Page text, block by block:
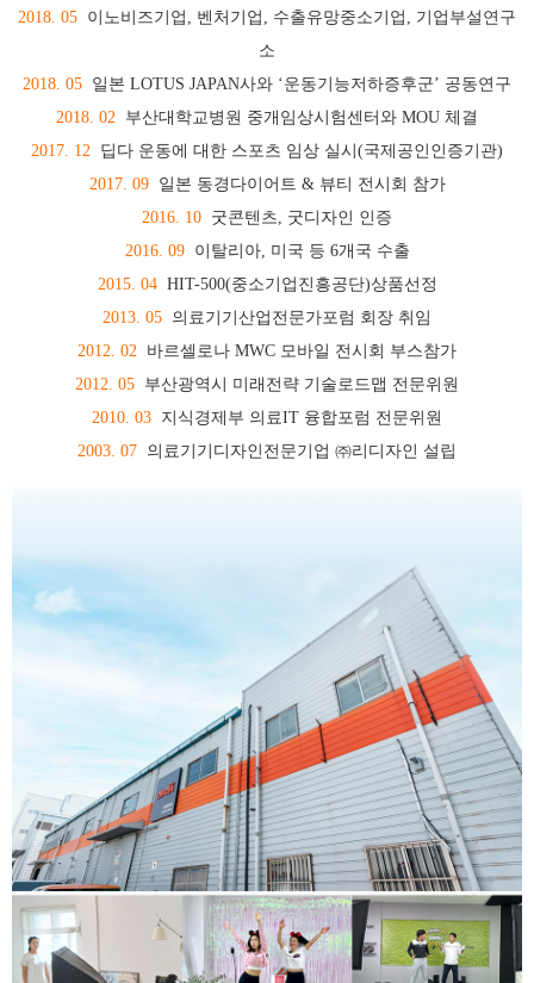
2018. 05 이노비즈기업, 벤처기업, 수출유망중소기업, 기업부설연구
소
2018. 05 일본 LOTUS JAPAN사와 ‘운동기능저하증후군’ 공동연구
2018. 02 부산대학교병원 중개임상시험센터와 MOU 체결
2017. 12 딥다 운동에 대한 스포츠 임상 실시(국제공인인증기관)
2017. 09일본 동경다이어트 & 뷰티 전시회 참가
2016. 10 굿콘텐츠, 굿디자인 인증
2016. 09이탈리아, 미국 등 6개국 수출
2015. 04HIT-500(중소기업진흥공단)상품선정
2013. 05 의료기기산업전문가포럼 회장 취임
2012. 02 바르셀로나 MWC 모바일 전시회 부스참가
2012. 05 부산광역시 미래전략 기술로드맵 전문위원
2010. 03 지식경제부 의료IT 융합포럼 전문위원
2003. 07 의료기기디자인전문기업 ㈜리디자인 설립